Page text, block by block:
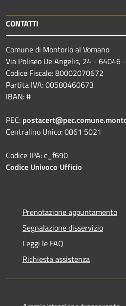
CONTATTI
Comune di Montorio al Vomano
Via Poliseo De Angelis, 24 - 64046
Codice Fiscale: 80002070672
Partita IVA: 00580460673
IBAN: #
PEC:
Centralino Unico: 0861 5021
Codice IPA: c_f690
Codice Univoco Ufficio
Prenotazione appuntamento
Segnalazione disservizio
Leggi le FAQ
Richiesta assistenza